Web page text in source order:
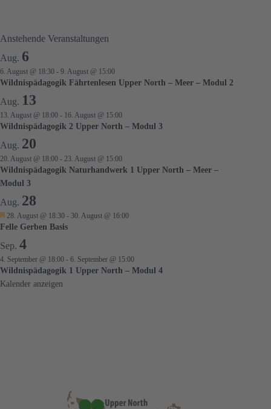
Anstehende Veranstaltungen
Aug. 6
6. August @ 18:30 - 9. August @ 15:00
Wildnispädagogik Fährtenlesen Upper North – Meer – Modul 2
Aug. 13
13. August @ 18:00 - 16. August @ 15:00
Wildnispädagogik 2 Upper North – Modul 3
Aug. 20
20. August @ 18:00 - 23. August @ 15:00
Wildnispädagogik Naturhandwerk 1 Upper North – Meer –
Modul 3
Aug. 28
H
e
v
r
g
e
28. August @ 18:30 - 30. August @ 16:00
Felle Gerben Basis
Sep. 4
4. September @ 18:00 - 6. September @ 15:00
Wildnispädagogik 1 Upper North – Modul 4
Kalender anzeigen